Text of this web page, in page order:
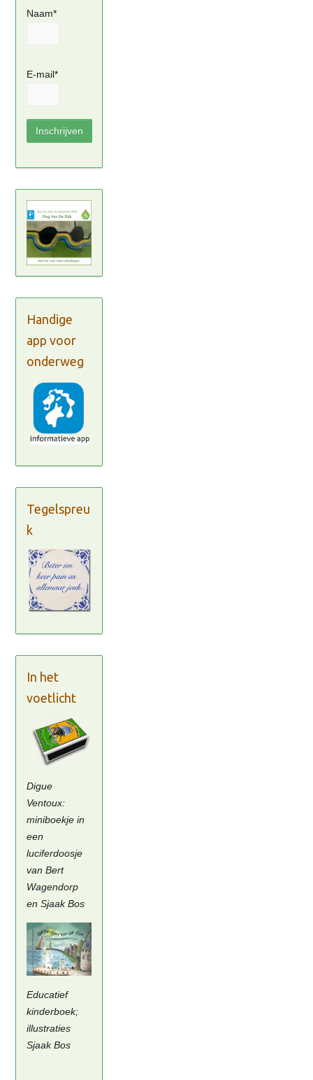
Naam*
E-mail*
Handige
app voor
onderweg
Tegelspreu
k
In het
voetlicht
Digue
Ventoux:
miniboekje in
een
luciferdoosje
van Bert
Wagendorp
en Sjaak Bos
Educatief
kinderboek;
illustraties
Sjaak Bos